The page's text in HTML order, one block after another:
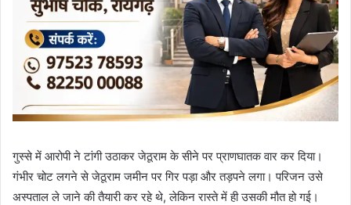
गुस्से में आरोपी ने टांगी उठाकर जेठूराम के सीने पर प्राणघातक वार कर दिया।
गंभीर चोट लगने से जेठूराम जमीन पर गिर पड़ा और तड़पने लगा। परिजन उसे
अस्पताल ले जाने की तैयारी कर रहे थे, लेकिन रास्ते में ही उसकी मौत हो गई।